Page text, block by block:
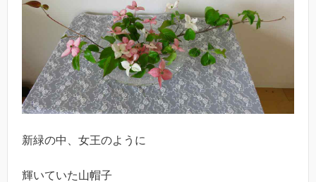
新緑の中、女王のように
輝いていた山帽子